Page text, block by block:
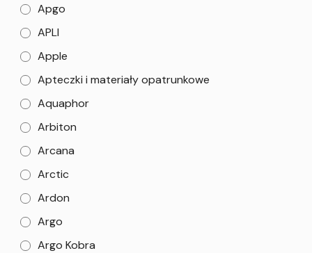
Apgo
APLI
Apple
Apteczki i materiały opatrunkowe
Aquaphor
Arbiton
Arcana
Arctic
Ardon
Argo
Argo Kobra